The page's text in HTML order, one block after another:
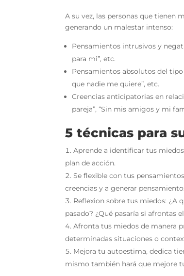
A su vez, las personas que tienen
generando un malestar intenso:
Pensamientos intrusivos y
para mi”, etc.
Pensamientos absolutos del tipo
que nadie me quiere”, etc.
Creencias anticipatorias en
pareja”, “Sin mis amigos y mi
5 técnicas para
Aprende a identificar tus
plan de acción.
Se flexible con tus
creencias y a generar
Reflexion sobre tus miedos: ¿A
pasado? ¿Qué pasaría si afrontas
Afronta tus miedos de manera
determinadas situaciones o
Mejora tu autoestima, dedica
mismo también hará que mejore